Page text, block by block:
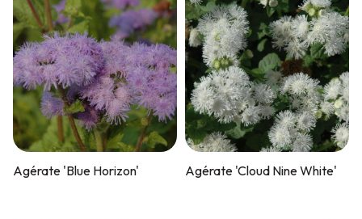
Agérate 'Blue Horizon' Agérate 'Cloud Nine White'